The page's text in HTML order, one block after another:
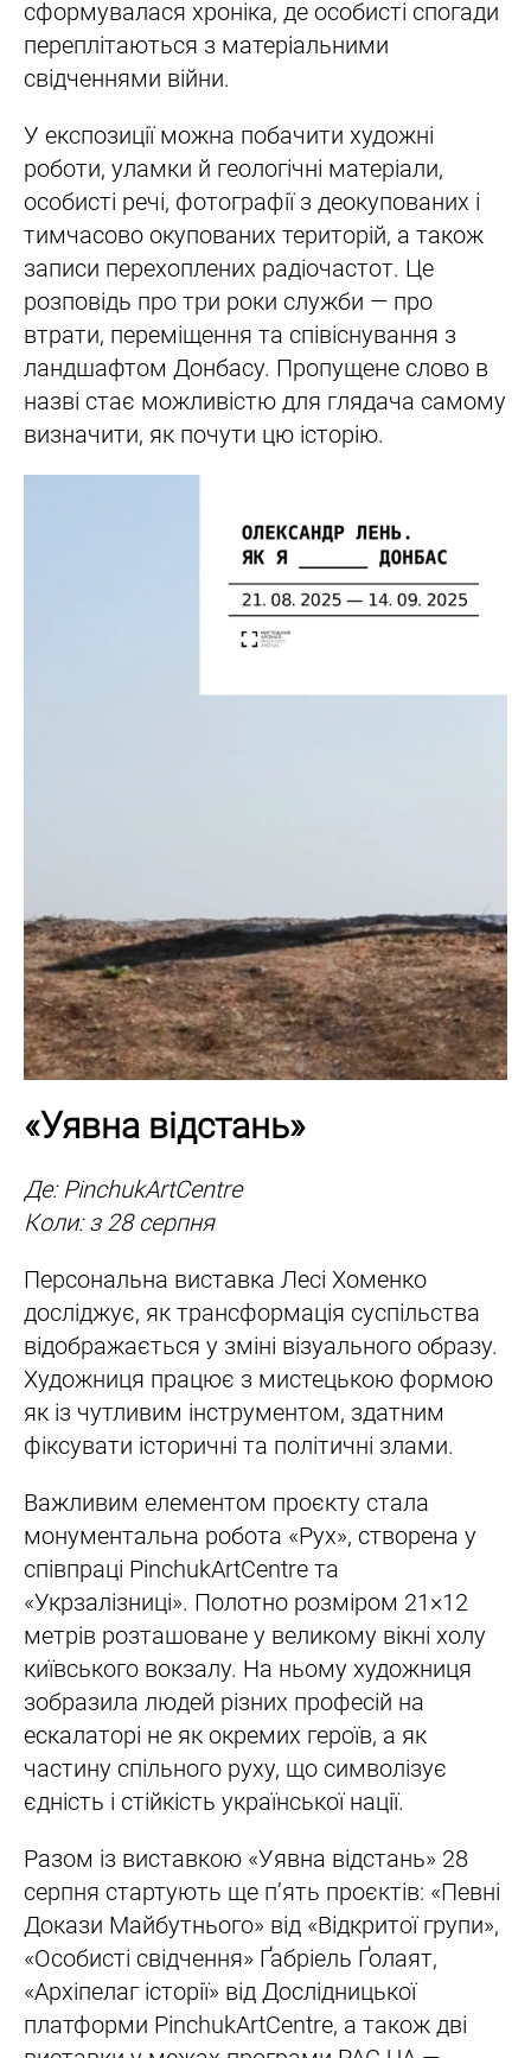
сформувалася хроніка, де особисті спогади
переплітаються з матеріальними
свідченнями війни.
У експозиції можна побачити художні
роботи, уламки й геологічні матеріали,
особисті речі, фотографії з деокупованих і
тимчасово окупованих територій, а також
записи перехоплених радіочастот. Це
розповідь про три роки служби — про
втрати, переміщення та співіснування з
ландшафтом Донбасу. Пропущене слово в
назві стає можливістю для глядача самому
визначити, як почути цю історію.
«Уявна відстань»
Де: PinchukArtCentre
Коли: з 28 серпня
Персональна виставка Лесі Хоменко
досліджує, як трансформація суспільства
відображається у зміні візуального образу.
Художниця працює з мистецькою формою
як із чутливим інструментом, здатним
фіксувати історичні та політичні злами.
Важливим елементом проєкту стала
монументальна робота «Рух», створена у
співпраці PinchukArtCentre та
«Укрзалізниці». Полотно розміром 21×12
метрів розташоване у великому вікні холу
київського вокзалу. На ньому художниця
зобразила людей різних професій на
ескалаторі не як окремих героїв, а як
частину спільного руху, що символізує
єдність і стійкість української нації.
Разом із виставкою «Уявна відстань» 28
серпня стартують ще п’ять проєктів: «Певні
Докази Майбутнього» від «Відкритої групи»,
«Особисті свідчення» Ґабріель Ґолаят,
«Архіпелаг історії» від Дослідницької
платформи PinchukArtCentre, а також дві